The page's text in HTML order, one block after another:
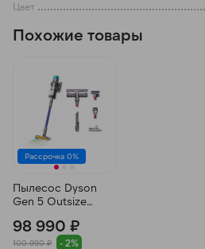
Цвет
Похожие товары
Рассрочка 0%
Пылесос Dyson
Gen 5 Outsize
Синий
98 990 ₽
100 990 ₽ - 2%